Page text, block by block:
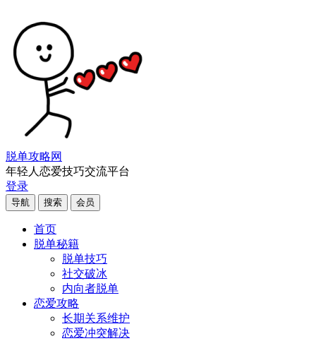
脱单攻略网
年轻人恋爱技巧交流平台
登录
导航 搜索 会员
首页
脱单秘籍
脱单技巧
社交破冰
内向者脱单
恋爱攻略
长期关系维护
恋爱冲突解决